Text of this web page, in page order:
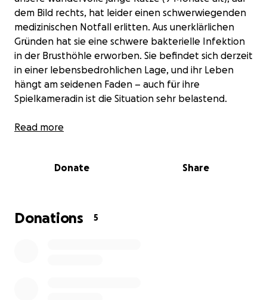
dem Bild rechts, hat leider einen schwerwiegenden
medizinischen Notfall erlitten. Aus unerklärlichen
Gründen hat sie eine schwere bakterielle Infektion
in der Brusthöhle erworben. Sie befindet sich derzeit
in einer lebensbedrohlichen Lage, und ihr Leben
hängt am seidenen Faden – auch für ihre
Spielkameradin ist die Situation sehr belastend.
Wir möchten ihr noch eine Chance auf ein erfülltes,
Zeitaufwand. Sie hat einen einzigartigen Charakter
ganzes erfülltes Katzenleben vor sich hat.
Read more
Donate Share
Donations 5